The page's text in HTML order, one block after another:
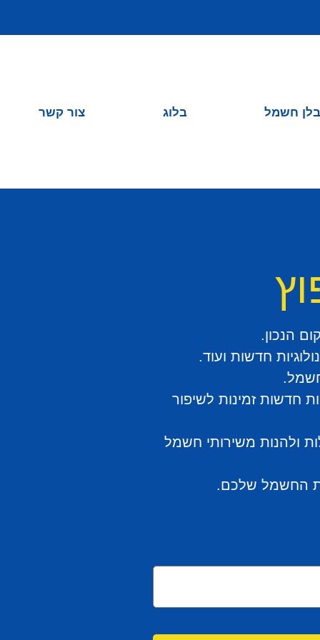
חשמל בלוג צור קשר
הנכון.
חדשות ועוד.
חדשות זמינות לשיפור
ולהנות משירותי חשמל
החשמל שלכם.